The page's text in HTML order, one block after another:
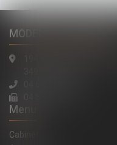
MODELE ALTERNATIVE
Menu
Cabinet